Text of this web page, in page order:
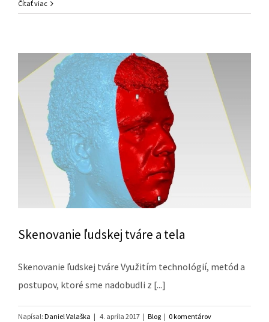
Čítať viac
Skenovanie ľudskej tváre a tela
Skenovanie ľudskej tváre Využitím technológií, metód a
postupov, ktoré sme nadobudli z [...]
Napísal: Daniel Valaška | 4. apríla 2017 | Blog | 0 komentárov